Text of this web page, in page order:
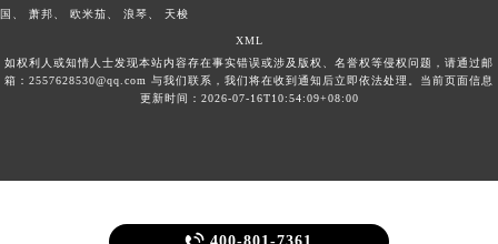
国 萧邦 欧米茄 浪琴 天梭
XML
如权利人或知情人士发现本站内容存在事实错误或涉及版权、名誉权等侵权问题，请通过邮
箱：2557628530@qq.com 与我们联系，我们将在收到通知后立即依法处理。当前页面信息
更新时间：2026-07-16T10:54:09+08:00